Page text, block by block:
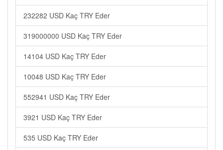
232282 USD Kaç TRY Eder
319000000 USD Kaç TRY Eder
14104 USD Kaç TRY Eder
10048 USD Kaç TRY Eder
552941 USD Kaç TRY Eder
3921 USD Kaç TRY Eder
535 USD Kaç TRY Eder